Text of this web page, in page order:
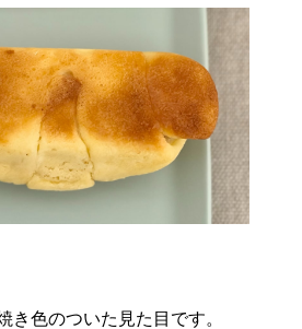
き色のついた見た目です。